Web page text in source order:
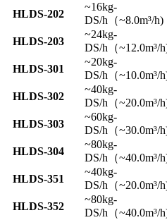
HLDS-202
~16kg-
DS/h（~8.0m³/h)
HLDS-203
~24kg-
DS/h（~12.0m³/
HLDS-301
~20kg-
DS/h（~10.0m³/
HLDS-302
~40kg-
DS/h（~20.0m³/
HLDS-303
~60kg-
DS/h（~30.0m³/
HLDS-304
~80kg-
DS/h（~40.0m³/
HLDS-351
~40kg-
DS/h（~20.0m³/
HLDS-352
~80kg-
DS/h（~40.0m³/